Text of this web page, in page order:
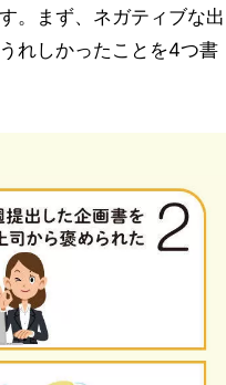
。まず、ネガティブな出
れしかったことを4つ書